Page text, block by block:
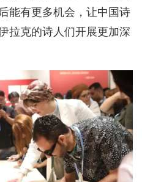
能有更多机会，让中国诗
拉克的诗人们开展更加深